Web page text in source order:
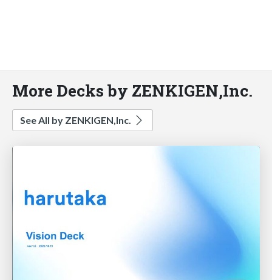
More Decks by ZENKIGEN,Inc.
See All by ZENKIGEN,Inc.